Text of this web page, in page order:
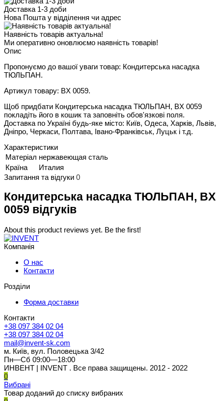
Доставка 1-3 доби
Нова Пошта у відділення чи адрес
Наявність товарів актуальна!
Ми оперативно оновлюємо наявність товарів!
Опис
Пропонуємо до вашої уваги товар: Кондитерська насадка
ТЮЛЬПАН.
Артикул товару: BX 0059.
Щоб придбати Кондитерська насадка ТЮЛЬПАН, BX 0059
покладіть його в кошик та заповніть обов'язкові поля.
Доставка по Україні будь-яке місто: Київ, Одеса, Харків, Львів,
Дніпро, Черкаси, Полтава, Івано-Франківськ, Луцьк і т.д.
Характеристики
Матеріал нержавеющая сталь
Країна
Италия
Запитання та відгуки 0
Кондитерська насадка ТЮЛЬПАН, BX
0059 відгуків
About this product reviews yet. Be the first!
Компанія
О нас
Контакти
Розділи
Форма доставки
Контакти
+38 097 384 02 04
+38 097 384 02 04
mail@invent-sk.com
м. Київ, вул. Половецька 3/42
Пн—Сб 09:00—18:00
ИНВЕНТ | INVENT . Все права защищены. 2012 - 2022
0
Вибрані
Товар доданий до списку вибраних